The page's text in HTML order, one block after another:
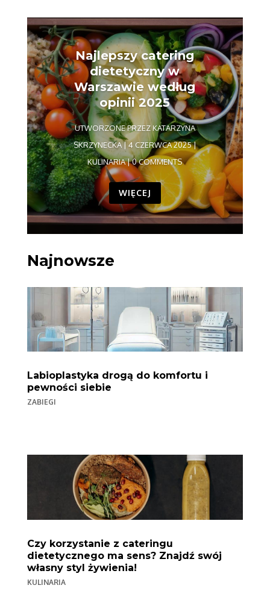
Najlepszy catering
dietetyczny w
Warszawie według
opinii 2025
UTWORZONE PRZEZKATARZYNA
SKRZYNECKA|4 CZERWCA 2025|
KULINARIA| 0 COMMENTS
WIĘCEJ
Najnowsze
Labioplastyka drogą do komfortu i
pewności siebie
ZABIEGI
Czy korzystanie z cateringu
dietetycznego ma sens? Znajdź swój
własny styl żywienia!
KULINARIA